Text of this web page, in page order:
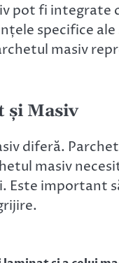
fi integrate
specifice
masiv
și Masiv
diferă.
masiv
Este important